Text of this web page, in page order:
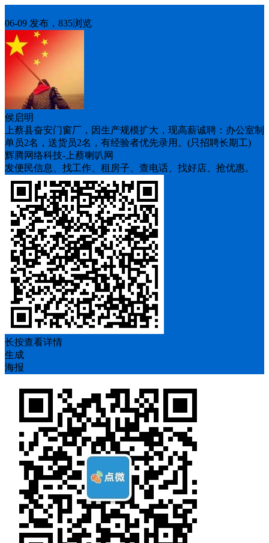
06-09 发布，835浏览
侯启明
上蔡县奋安门窗厂，因生产规模扩大，现高薪诚聘：办公室制
单员2名，送货员2名，有经验者优先录用。(只招聘长期工)
辉腾网络科技-上蔡喇叭网
发便民信息、找工作、租房子、查电话、找好店、抢优惠。
长按查看详情
生成
海报